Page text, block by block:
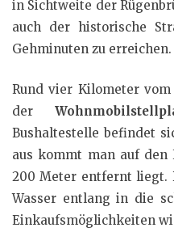
in Sichtweite der
auch der historische
Gehminuten zu erreichen.
Rund vier Kilometer
der
Bushaltestelle befindet
aus kommt man auf den
200 Meter entfernt liegt.
Wasser entlang in die
Einkaufsmöglichkeiten